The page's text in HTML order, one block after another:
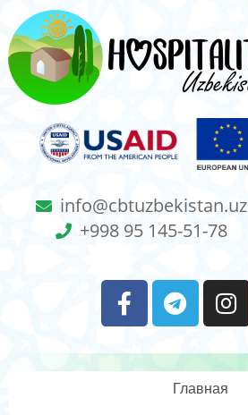
info@cbtuzbekistan.uz
+998 95 145-51-78
Главная